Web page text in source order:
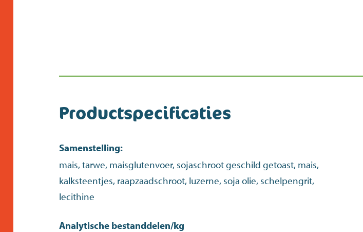
Productspecificaties
Samenstelling:
mais, tarwe, maisglutenvoer, sojaschroot geschild getoast, mais,
kalksteentjes, raapzaadschroot, luzerne, soja olie, schelpengrit,
lecithine
Analytische bestanddelen/kg